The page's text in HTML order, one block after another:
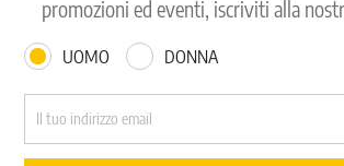
promozioni ed eventi, iscriviti alla
UOMO DONNA